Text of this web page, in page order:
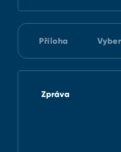
Příloha
Zpráva